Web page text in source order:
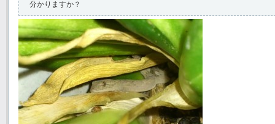
分かりますか？